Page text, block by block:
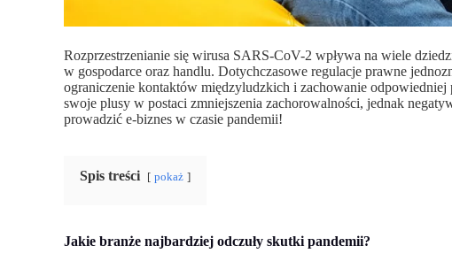
Rozprzestrzenianie się wirusa SARS-CoV-2 wpływa na wiele
w gospodarce oraz handlu. Dotychczasowe regulacje prawne
ograniczenie kontaktów międzyludzkich i zachowanie
swoje plusy w postaci zmniejszenia zachorowalności, jednak
prowadzić e-biznes w czasie pandemii!
Spis treści pokaż
Jakie branże najbardziej odczuły skutki pandemii?